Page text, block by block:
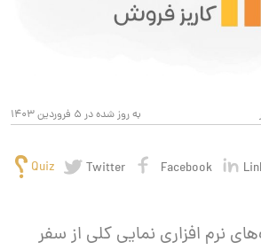
به روز شده در 5 فروردین 1403
Quiz Twitter Facebook
نرم افزاری نمایی کلی از سفر